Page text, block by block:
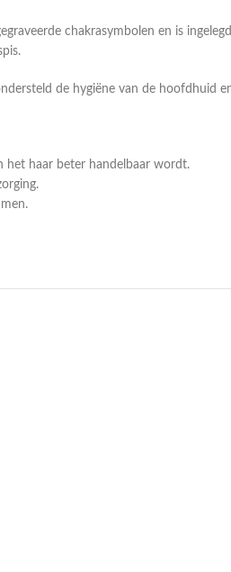
chakrasymbolen en is
de hygiëne van de hoofdhuid
het haar beter handelbaar wordt.